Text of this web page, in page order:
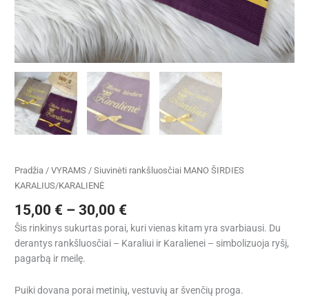
Pradžia /VYRAMS / Siuvinėti rankšluosčiai MANO ŠIRDIES
KARALIUS/KARALIENĖ
15,00 € – 30,00 €
Šis rinkinys sukurtas porai, kuri vienas kitam yra svarbiausi. Du
derantys rankšluosčiai – Karaliui ir Karalienei – simbolizuoja ryšį,
pagarbą ir meilę.
Puiki dovana porai metinių, vestuvių ar švenčių proga.